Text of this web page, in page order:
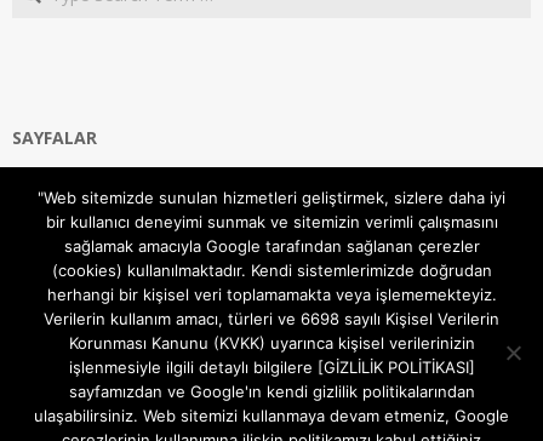
SAYFALAR
Gizlilik ve Çerezler (Cookies) Politikası
Hakkımızda
İletişim Kanalları
MODEM KURULUM
TEKNİK DESTEK
TELEVİZYON SİSTEMLERİ
"Web sitemizde sunulan hizmetleri geliştirmek, sizlere daha iyi
bir kullanıcı deneyimi sunmak ve sitemizin verimli çalışmasını
sağlamak amacıyla Google tarafından sağlanan çerezler
(cookies) kullanılmaktadır. Kendi sistemlerimizde doğrudan
herhangi bir kişisel veri toplamamakta veya işlememekteyiz.
Verilerin kullanım amacı, türleri ve 6698 sayılı Kişisel Verilerin
Korunması Kanunu (KVKK) uyarınca kişisel verilerinizin
işlenmesiyle ilgili detaylı bilgilere [GİZLİLİK POLİTİKASI]
sayfamızdan ve Google'ın kendi gizlilik politikalarından
ulaşabilirsiniz. Web sitemizi kullanmaya devam etmeniz, Google